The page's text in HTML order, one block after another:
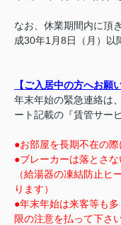
なお、休業期間内に頂
成30年1月8日（月）以
【ご入居中の方へお願い
年末年始の緊急連絡は
ート記載の『賃管サー
●お部屋を長期不在の
●ブレーカーは落とさ
（給湯器の凍結防止ヒ
ります）
●年末年始は来客等も
限の注意を払って下さ